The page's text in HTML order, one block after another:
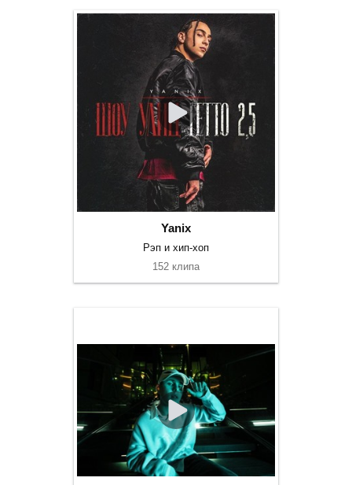
Yanix
Рэп и хип-хоп
152 клипа